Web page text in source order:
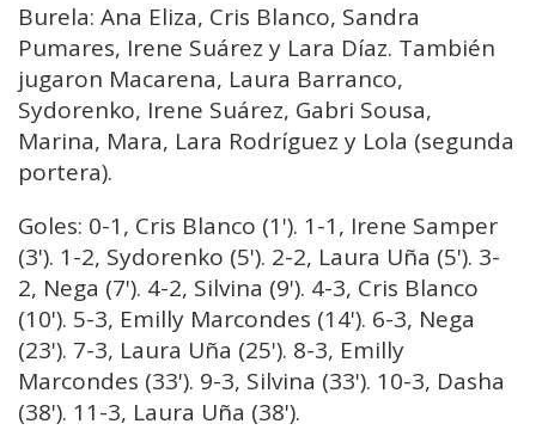
Burela: Ana Eliza, Cris Blanco, Sandra
Pumares, Irene Suárez y Lara Díaz. También
jugaron Macarena, Laura Barranco,
Sydorenko, Irene Suárez, Gabri Sousa,
Marina, Mara, Lara Rodríguez y Lola (segunda
portera).
Goles: 0-1, Cris Blanco (1'). 1-1, Irene Samper
(3'). 1-2, Sydorenko (5'). 2-2, Laura Uña (5'). 3-
2, Nega (7'). 4-2, Silvina (9'). 4-3, Cris Blanco
(10'). 5-3, Emilly Marcondes (14'). 6-3, Nega
(23'). 7-3, Laura Uña (25'). 8-3, Emilly
Marcondes (33'). 9-3, Silvina (33'). 10-3, Dasha
(38'). 11-3, Laura Uña (38').